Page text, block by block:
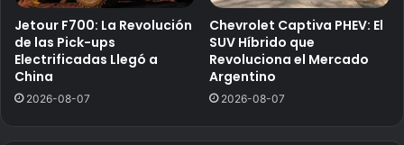
Jetour F700: La Revolución
de las Pick-ups
Electrificadas Llegó a
China
2026-08-07
Chevrolet Captiva PHEV: El
SUV Híbrido que
Revoluciona el Mercado
Argentino
2026-08-07